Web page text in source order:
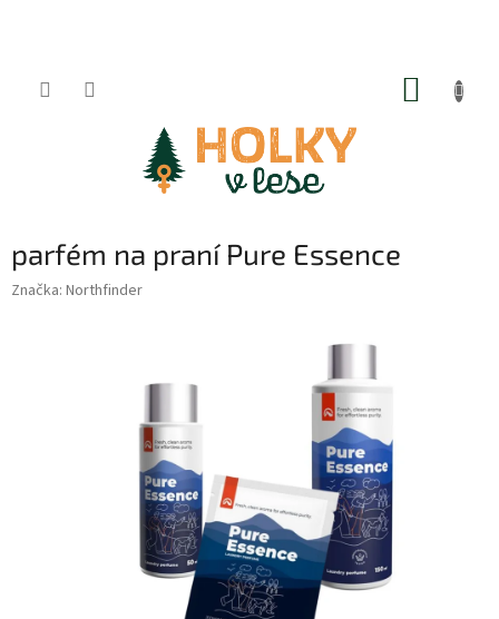
parfém na praní Pure Essence
Značka: Northfinder